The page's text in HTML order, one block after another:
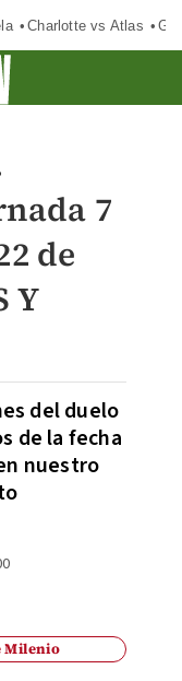
Charlotte vs Atlas
7
de
Y
del duelo
de la fecha
nuestro
Milenio